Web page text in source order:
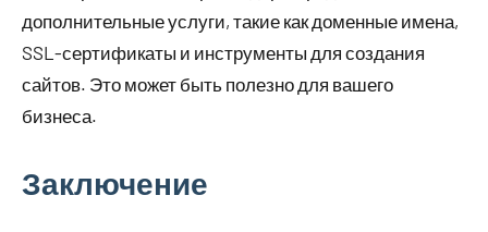
дополнительные услуги, такие как доменные имена,
SSL-сертификаты и инструменты для создания
сайтов. Это может быть полезно для вашего
бизнеса.
Заключение